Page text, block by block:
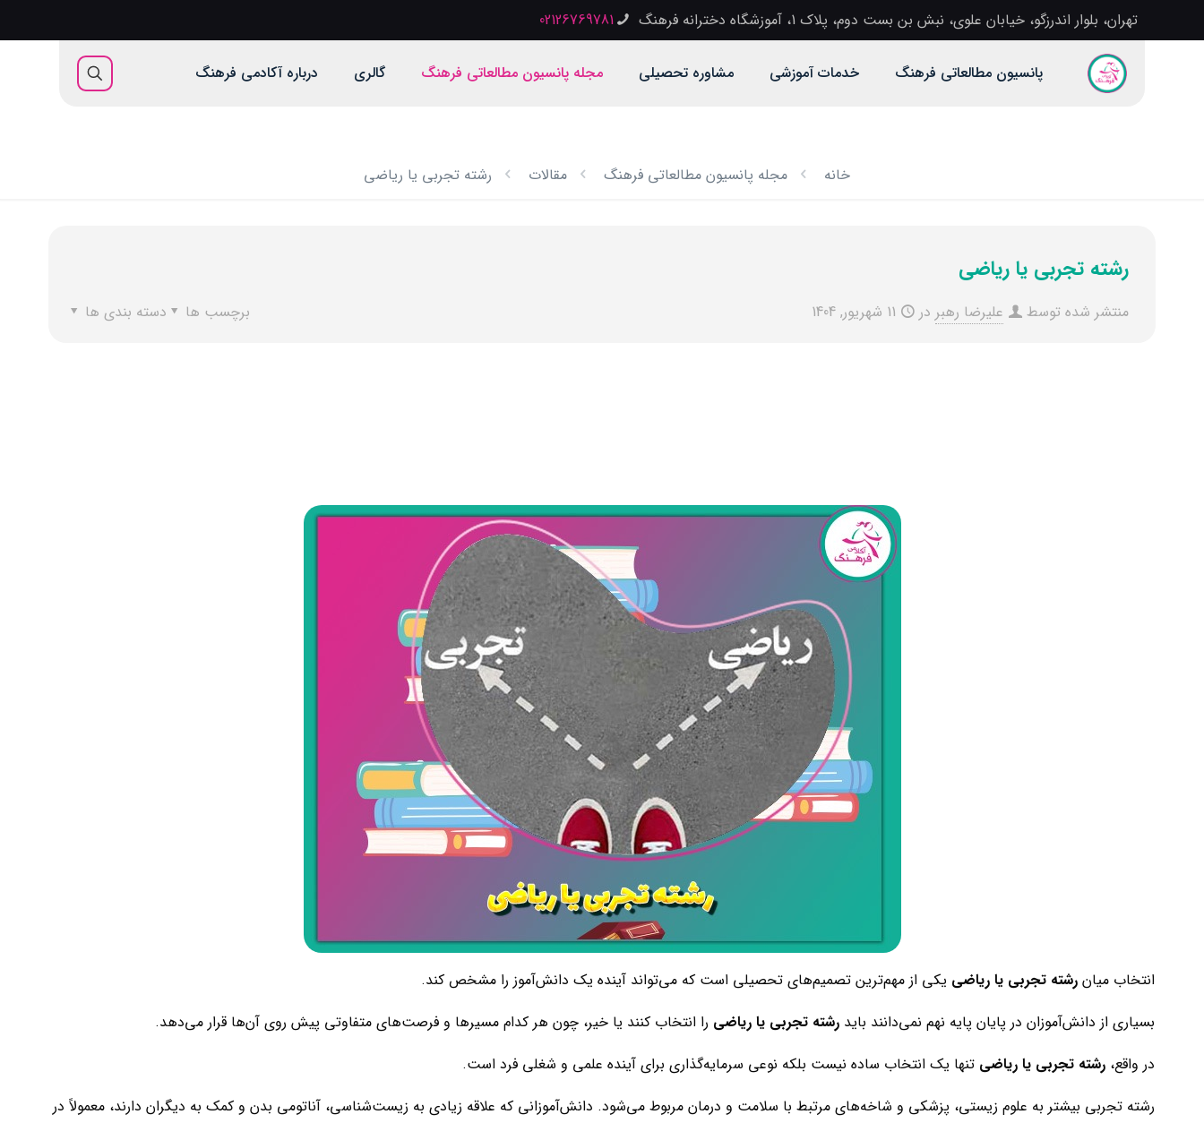
تهران، بلوار اندرزگو، خیابان علوی، نبش بن بست دوم، پلاک 1، آموزشگاه دخترانه فرهنگ 02126769781
پانسیون مطالعاتی فرهنگ خدمات آموزشی مشاوره تحصیلی مجله پانسیون مطالعاتی فرهنگ گالری درباره آکادمی فرهنگ
خانه مجله پانسیون مطالعاتی فرهنگ مقالات رشته تجربی یا ریاضی
رشته تجربی یا ریاضی
منتشر شده توسط علیرضا رهبر در 11 شهریور, 1404 دسته بندی ها برچسب ها
انتخاب میان رشته تجربی یا ریاضی یکی از مهم‌ترین تصمیم‌های تحصیلی است که می‌تواند آینده یک دانش‌آموز را مشخص کند.
بسیاری از دانش‌آموزان در پایان پایه نهم نمی‌دانند باید رشته تجربی یا ریاضی را انتخاب کنند یا خیر، چون هر کدام مسیرها و فرصت‌های متفاوتی پیش روی آن‌ها قرار می‌دهد.
در واقع، رشته تجربی یا ریاضی تنها یک انتخاب ساده نیست بلکه نوعی سرمایه‌گذاری برای آینده علمی و شغلی فرد است.
رشته تجربی بیشتر به علوم زیستی، پزشکی و شاخه‌های مرتبط با سلامت و درمان مربوط می‌شود. دانش‌آموزانی که علاقه زیادی به زیست‌شناسی، آناتومی بدن و کمک به دیگران دارند، معمولاً در